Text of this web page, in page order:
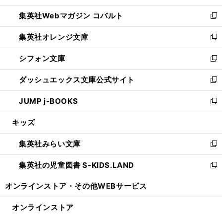
開
く
ウ
で
開
く
ン
ド
ウ
で
開
く
ウ
ィ
ン
ド
ウ
で
開
く
集英社Webマガジン コバルト
新
し
い
ウ
ィ
ン
ド
ウ
で
開
集英社オレンジ文庫
新
し
い
ウ
ィ
ン
ド
ウ
開
く
シフォン文庫
新
し
い
ウ
ィ
ン
ウ
で
開
く
ダッシュエックス文庫公式サイト
新
し
い
ウ
ン
ド
ウ
で
JUMP j-BOOKS
新
し
ウ
ィ
ン
ド
開
キッズ
集英社みらい文庫
新
し
い
ン
集英社の児童図書 S-KIDS.LAND
新
ウ
オンラインストア・ その他WEBサービス
オンラインストア